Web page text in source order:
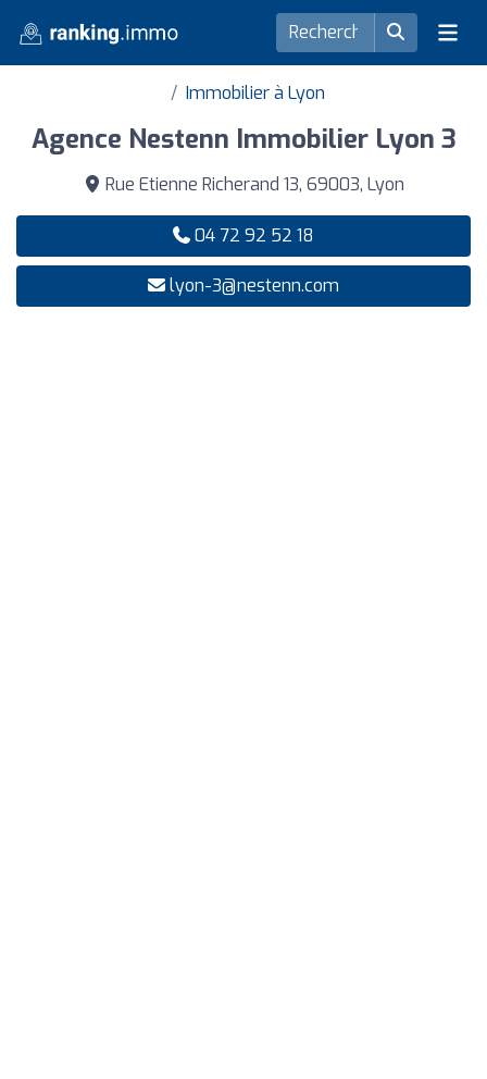
Immobilier à Lyon
Agence Nestenn Immobilier Lyon 3
Rue Etienne Richerand 13, 69003, Lyon
04 72 92 52 18
lyon-3@nestenn.com